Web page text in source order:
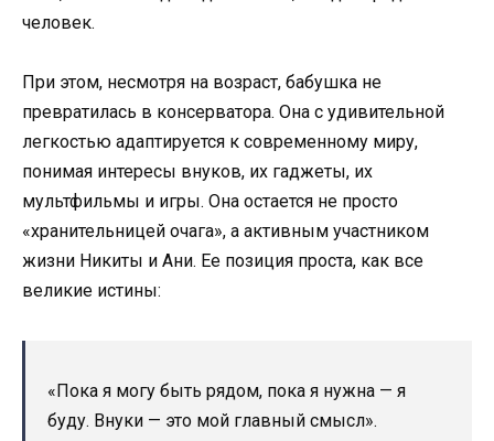
человек.
При этом, несмотря на возраст, бабушка не
превратилась в консерватора. Она с удивительной
легкостью адаптируется к современному миру,
понимая интересы внуков, их гаджеты, их
мультфильмы и игры. Она остается не просто
«хранительницей очага», а активным участником
жизни Никиты и Ани. Ее позиция проста, как все
великие истины:
«Пока я могу быть рядом, пока я нужна — я
буду. Внуки — это мой главный смысл».